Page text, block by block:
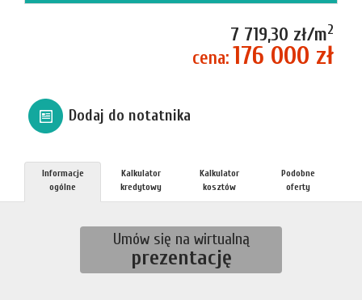
7 719,30 zł/m2
cena:176 000 zł
Dodaj do notatnika
Informacje
ogólne
Kalkulator
kredytowy
Kalkulator
kosztów
Podobne
oferty
Umów się na wirtualną
prezentację